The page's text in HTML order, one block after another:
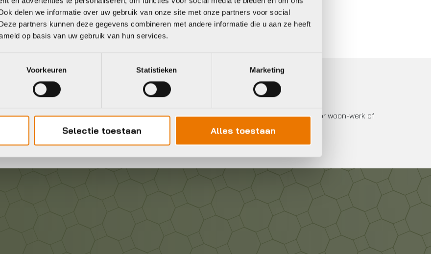
delen we informatie over uw gebruik van onze site met onze partners voor social
partners kunnen deze gegevens combineren met andere informatie die u aan ze heeft
op basis van uw gebruik van hun services.
Voorkeuren Statistieken Marketing
Selectie toestaan Alles toestaan
Gratisverzending vanaf €50 In 3 keer betalen,0%rente
en heren kopen
De juiste fietskleding kan jouw rit maken of breken. Of je nou fietskleding nodig hebt voor woon-werk of